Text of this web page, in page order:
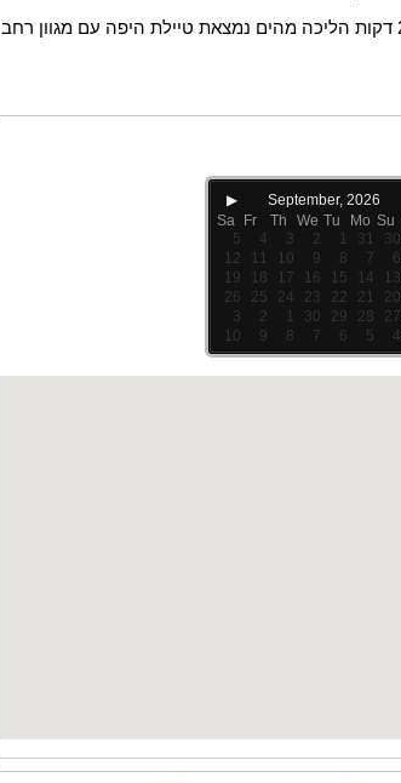
הדירה ממוזגת, יש טלוויזיה בלוויין, כלים, מצעים ומגבות. במרחק של 2 דקות הליכה מהים נמצאת טיילת היפה עם מגוון רחב
September, 2026
▶
Su
Mo
Tu
We
Th
Fr
Sa
30
31
1
2
3
4
5
6
7
8
9
10
11
12
13
14
15
16
17
18
19
20
21
22
23
24
25
26
27
28
29
30
1
2
3
4
5
6
7
8
9
10